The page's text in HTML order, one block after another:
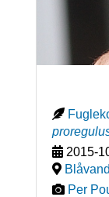
2015-
Per